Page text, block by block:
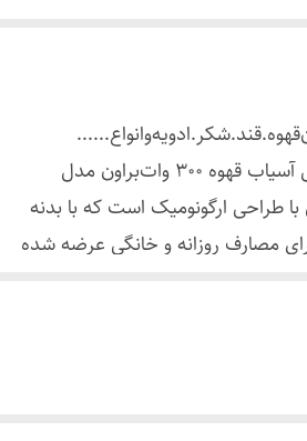
پرقدرت‌بدنه‌استیل‌ آسیاب قهوه 300 وات‌براون مدل
با طراحی ارگونومیک است که با بدنه
مصارف روزانه و خانگی عرضه شده
ضد زنگ نیز بهره می برد و در طول